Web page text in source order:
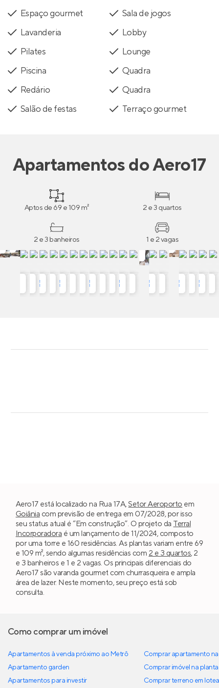
Espaço gourmet
Sala de jogos
Lavanderia
Lobby
Pilates
Lounge
Piscina
Quadra
Redário
Quadra
Salão de festas
Terraço gourmet
ApartamentosdoAero17
Aptos de 69 e 109 m² 2 e 3 quartos
2 e 3 banheiros 1 e 2 vagas
Aero17 está localizado na Rua 17A,Setor Aeroporto em
Goiânia com previsão de entrega em 07/2028, por isso
seu status atual é “Em construção”. O projeto da Terral
Incorporadora é um lançamento de 11/2024, composto
por uma torre e 160 residências. As plantas variam entre 69
e 109 m², sendo algumas residências com 2 e 3 quartos, 2
e 3 banheiros e 1 e 2 vagas. Os principais diferenciais do
Aero17 são varanda gourmet com churrasqueira e ampla
área de lazer. Neste momento, seu preço está sob
consulta.
Como comprar um imóvel
Apartamentos à venda próximo ao Metrô
Apartamento garden
Apartamentos para investir
Comprar apartamento
Comprar imóvel na planta
Comprar terreno em